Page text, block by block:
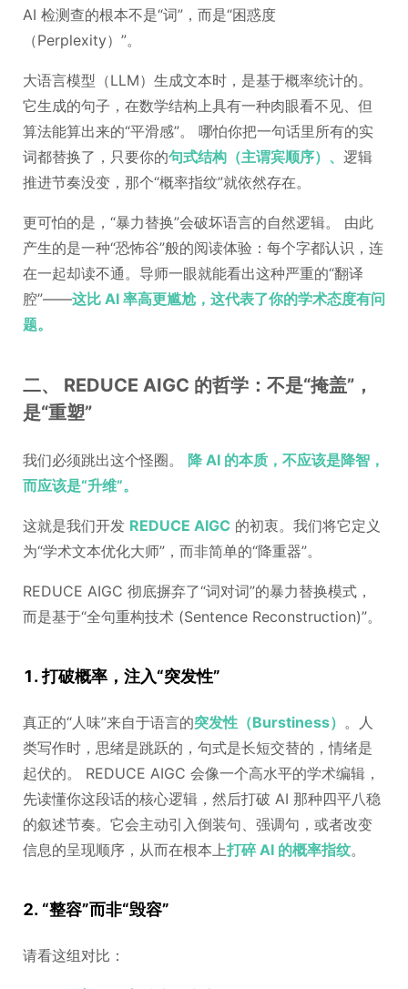
AI 检测查的根本不是“词”，而是“困惑度
（Perplexity）”。
大语言模型（LLM）生成文本时，是基于概率统计的。
它生成的句子，在数学结构上具有一种肉眼看不见、但
算法能算出来的“平滑感”。 哪怕你把一句话里所有的实
词都替换了，只要你的句式结构（主谓宾顺序）、 逻辑
推进节奏没变，那个“概率指纹”就依然存在。
更可怕的是，“暴力替换”会破坏语言的自然逻辑。 由此
产生的是一种“恐怖谷”般的阅读体验：每个字都认识，连
在一起却读不通。导师一眼就能看出这种严重的“翻译
腔”——这比 AI 率高更尴尬，这代表了你的学术态度有问
题。
二、 REDUCE AIGC 的哲学：不是“掩盖”，
是“重塑”
我们必须跳出这个怪圈。 降 AI 的本质，不应该是降智，
而应该是“升维”。
这就是我们开发 REDUCE AIGC 的初衷。我们将它定义
为“学术文本优化大师”，而非简单的“降重器”。
REDUCE AIGC 彻底摒弃了“词对词”的暴力替换模式，
而是基于“全句重构技术 (Sentence Reconstruction)”。
1. 打破概率，注入“突发性”
真正的“人味”来自于语言的突发性（Burstiness） 。人
类写作时，思绪是跳跃的，句式是长短交替的，情绪是
起伏的。 REDUCE AIGC 会像一个高水平的学术编辑，
先读懂你这段话的核心逻辑，然后打破 AI 那种四平八稳
的叙述节奏。它会主动引入倒装句、强调句，或者改变
信息的呈现顺序，从而在根本上打碎 AI 的概率指纹。
2. “整容”而非“毁容”
请看这组对比：